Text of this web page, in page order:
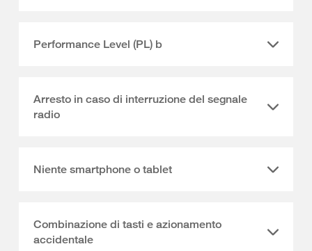
Performance Level (PL) b
Arresto in caso di interruzione del segnale
radio
Niente smartphone o tablet
Combinazione di tasti e azionamento
accidentale